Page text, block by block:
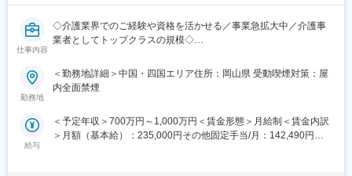
す。 入社後研修の半年後にチーフ資格試験受講、一年後にア
ドバイザーの習熟度試験を実施しており、ステップアップのフォ
ローもしっかりいたします。
ー』（年収1,500万円も可能）
へステップアップしていくことができます！ぜひチャレンジして
■事業内容：
と温かみのある支援を両立させることで、新しい福祉サービスを
展開しております。
仕事内容
◇介護業界でのご経験や資格を活かせる／事業急拡大中／介護事
業者としてトップクラスの規模◇
■業務内容：【変更の範囲：当社業務全般】
大阪、兵庫を中心に全国で介護事業・医療事業・障がい福祉事業
ます。
勤務地
＜勤務地詳細＞中国・四国エリア住所：岡山県 受動喫煙対策：屋
内全面禁煙
給与
＜予定年収＞700万円～1,000万円＜賃金形態＞月給制＜賃金内訳
＞月額（基本給）：235,000円その他固定手当/月：142,490円固